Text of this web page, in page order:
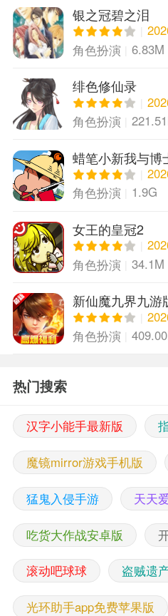
银之冠碧之泪
角色扮演
6.83M
绯色修仙录
角色扮演
蜡笔小新我与博
角色扮演
1.9G
女王的皇冠2
角色扮演
34.1M
新仙魔九界九游
角色扮演
热门搜索
汉字小能手最新版
魔镜mirror游戏手机版
猛鬼入侵手游 天天
吃货大作战安卓版
滚动吧球球 盗贼遗
光环助手app免费苹果版